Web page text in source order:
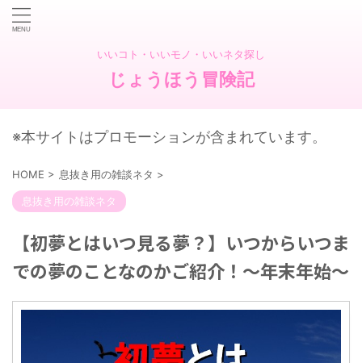
いいコト・いいモノ・いいネタ探し
じょうほう冒険記
※本サイトはプロモーションが含まれています。
HOME > 息抜き用の雑談ネタ >
息抜き用の雑談ネタ
【初夢とはいつ見る夢？】いつからいつま
での夢のことなのかご紹介！～年末年始～